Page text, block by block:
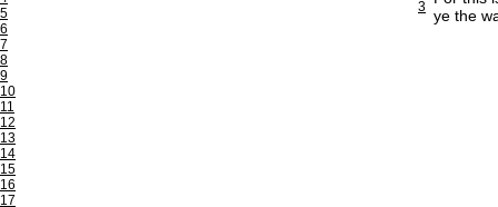
5
6
7
8
9
10
11
12
13
14
15
16
17
3 ye the